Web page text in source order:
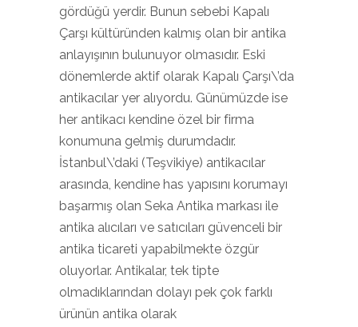
gördüğü yerdir. Bunun sebebi Kapalı
Çarşı kültüründen kalmış olan bir antika
anlayışının bulunuyor olmasıdır. Eski
dönemlerde aktif olarak Kapalı Çarşı\’da
antikacılar yer alıyordu. Günümüzde ise
her antikacı kendine özel bir firma
konumuna gelmiş durumdadır.
İstanbul\’daki (Teşvikiye) antikacılar
arasında, kendine has yapısını korumayı
başarmış olan Seka Antika markası ile
antika alıcıları ve satıcıları güvenceli bir
antika ticareti yapabilmekte özgür
oluyorlar. Antikalar, tek tipte
olmadıklarından dolayı pek çok farklı
ürünün antika olarak